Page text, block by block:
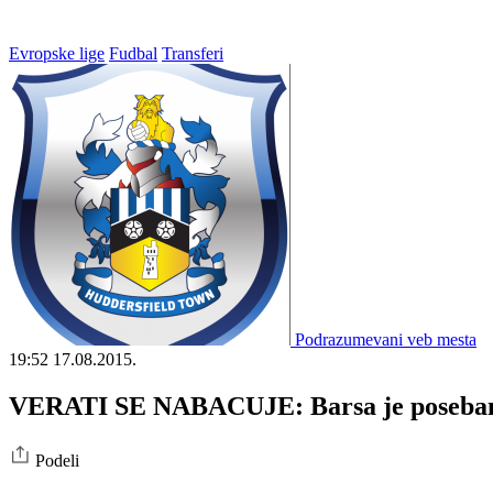
Evropske lige Fudbal Transferi
Podrazumevani veb mesta
19:52 17.08.2015.
VERATI SE NABACUJE: Barsa je
Podeli